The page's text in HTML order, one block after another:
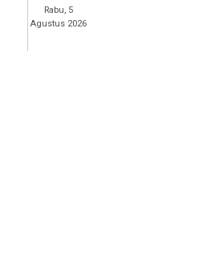
Rabu, 5
Agustus 2026